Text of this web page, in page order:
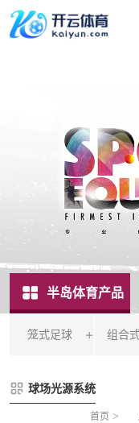
半岛体育产品
笼式足球
FLZ-B 夹芯板笼式足球
组合
球场光源系统
首页 >